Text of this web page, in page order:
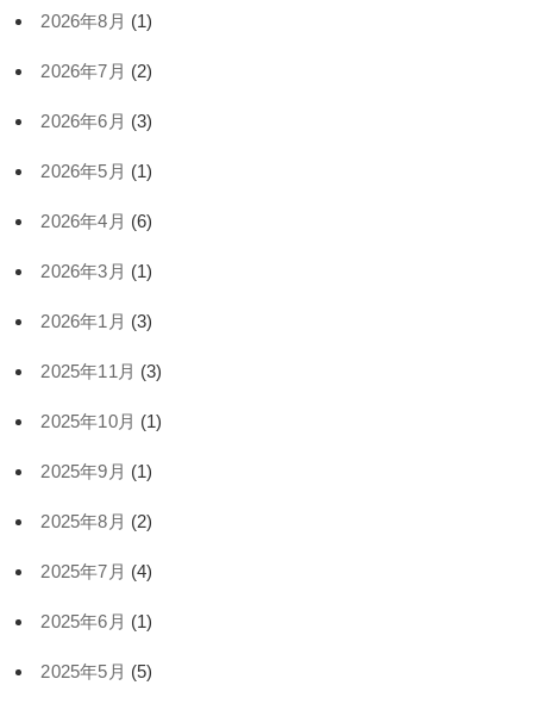
2026年8月 (1)
2026年7月 (2)
2026年6月 (3)
2026年5月 (1)
2026年4月 (6)
2026年3月 (1)
2026年1月 (3)
2025年11月 (3)
2025年10月 (1)
2025年9月 (1)
2025年8月 (2)
2025年7月 (4)
2025年6月 (1)
2025年5月 (5)